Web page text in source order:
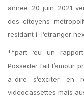
annee 20 juin 2021
des citoyens
residant i l’etranger
**part ‘eu un
Posseder fait l’amour
a-dire s’exciter en
videocassettes mais